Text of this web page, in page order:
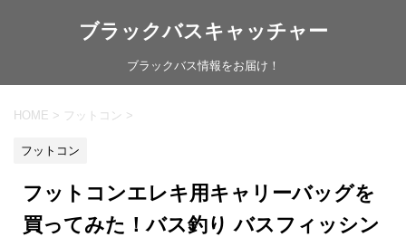
ブラックバスキャッチャー
ブラックバス情報をお届け！
HOME > フットコン >
フットコン
フットコンエレキ用キャリーバッグを
買ってみた！バス釣り バスフィッシン